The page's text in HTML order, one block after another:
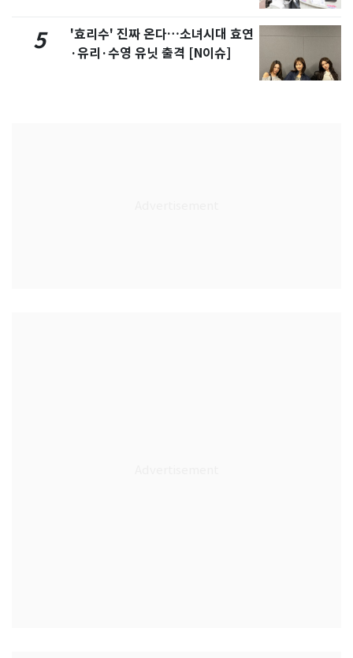
5
'효리수' 진짜 온다…소녀시대 효연
·유리·수영 유닛 출격 [N이슈]